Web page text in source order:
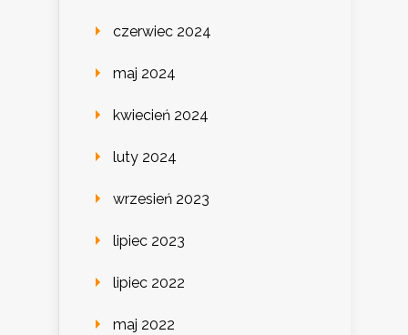
czerwiec 2024
maj 2024
kwiecień 2024
luty 2024
wrzesień 2023
lipiec 2023
lipiec 2022
maj 2022